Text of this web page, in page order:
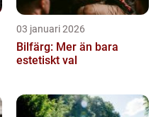
03 januari 2026
Bilfärg: Mer än bara
estetiskt val